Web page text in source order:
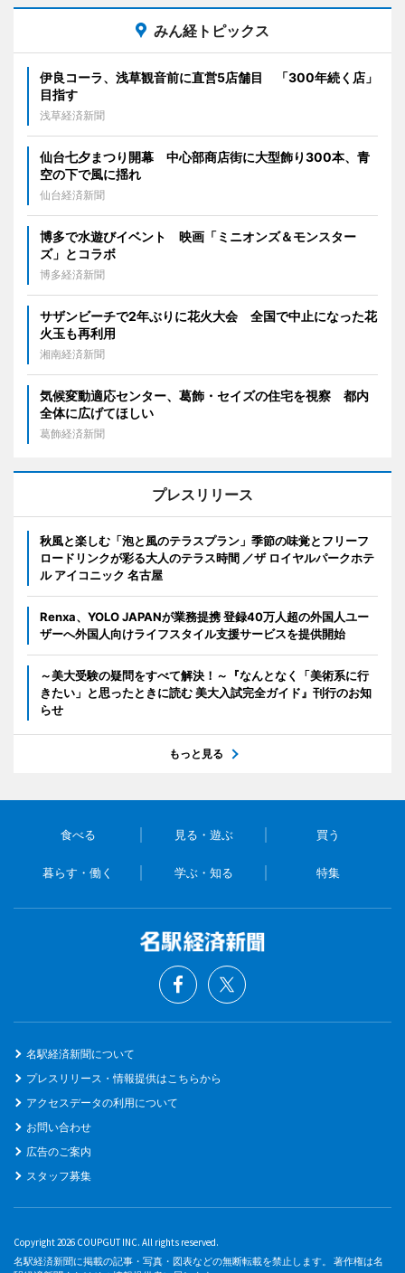
みん経トピックス
伊良コーラ、浅草観音前に直営5店舗目 「300年続く店」
目指す
浅草経済新聞
仙台七夕まつり開幕 中心部商店街に大型飾り300本、青
空の下で風に揺れ
仙台経済新聞
博多で水遊びイベント 映画「ミニオンズ＆モンスター
ズ」とコラボ
博多経済新聞
サザンビーチで2年ぶりに花火大会 全国で中止になった花
火玉も再利用
湘南経済新聞
気候変動適応センター、葛飾・セイズの住宅を視察 都内
全体に広げてほしい
葛飾経済新聞
プレスリリース
秋風と楽しむ「泡と風のテラスプラン」季節の味覚とフリーフ
ロードリンクが彩る大人のテラス時間 ／ザ ロイヤルパークホテ
ル アイコニック 名古屋
Renxa、YOLO JAPANが業務提携 登録40万人超の外国人ユー
ザーへ外国人向けライフスタイル支援サービスを提供開始
～美大受験の疑問をすべて解決！～『なんとなく「美術系に行
きたい」と思ったときに読む 美大入試完全ガイド』刊行のお知
らせ
もっと見る
食べる 見る・遊ぶ 買う
暮らす・働く 学ぶ・知る 特集
名駅経済新聞について
プレスリリース・情報提供はこちらから
アクセスデータの利用について
お問い合わせ
広告のご案内
スタッフ募集
Copyright 2026 COUPGUT INC. All rights reserved.
名駅経済新聞に掲載の記事・写真・図表などの無断転載を禁止します。 著作権は名